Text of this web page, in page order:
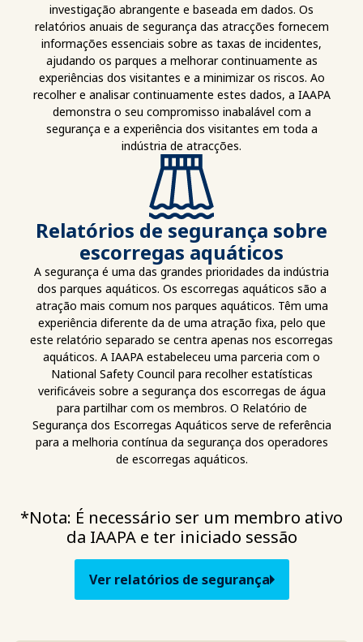
investigação abrangente e baseada em dados. Os
relatórios anuais de segurança das atracções fornecem
informações essenciais sobre as taxas de incidentes,
ajudando os parques a melhorar continuamente as
experiências dos visitantes e a minimizar os riscos. Ao
recolher e analisar continuamente estes dados, a IAAPA
demonstra o seu compromisso inabalável com a
segurança e a experiência dos visitantes em toda a
indústria de atracções.
Relatórios de segurança sobre
escorregas aquáticos
A segurança é uma das grandes prioridades da indústria
dos parques aquáticos. Os escorregas aquáticos são a
atração mais comum nos parques aquáticos. Têm uma
experiência diferente da de uma atração fixa, pelo que
este relatório separado se centra apenas nos escorregas
aquáticos. A IAAPA estabeleceu uma parceria com o
National Safety Council para recolher estatísticas
verificáveis sobre a segurança dos escorregas de água
para partilhar com os membros. O Relatório de
Segurança dos Escorregas Aquáticos serve de referência
para a melhoria contínua da segurança dos operadores
de escorregas aquáticos.
*Nota: É necessário ser um membro ativo
da IAAPA e ter iniciado sessão
Ver relatórios de segurança